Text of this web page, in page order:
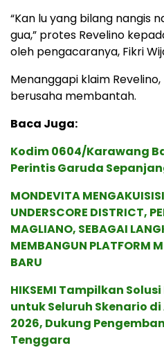
“Kan lu yang bilang nangis
gua,” protes Revelino
oleh pengacaranya, Fikri
Menanggapi klaim
berusaha membantah.
Baca Juga:
Kodim 0604/Karawang
Perintis Garuda
MONDEVITA
UNDERSCORE DISTRICT,
MAGLIANO, SEBAGAI
MEMBANGUN PLATFORM
BARU
HIKSEMI Tampilkan
untuk Seluruh Skenario
2026, Dukung
Tenggara